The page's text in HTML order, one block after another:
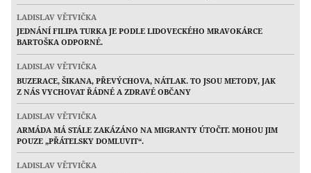
LADISLAV VĚTVIČKA
JEDNÁNÍ FILIPA TURKA JE PODLE LIDOVECKÉHO MRAVOKÁRCE
BARTOŠKA ODPORNÉ.
LADISLAV VĚTVIČKA
BUZERACE, ŠIKANA, PŘEVÝCHOVA, NÁTLAK. TO JSOU METODY, JAK
Z NÁS VYCHOVAT ŘÁDNÉ A ZDRAVÉ OBČANY
LADISLAV VĚTVIČKA
ARMÁDA MÁ STÁLE ZAKÁZÁNO NA MIGRANTY ÚTOČIT. MOHOU JIM
POUZE „PŘÁTELSKY DOMLUVIT“.
LADISLAV VĚTVIČKA